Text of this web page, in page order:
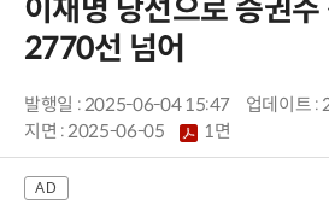
이재명 당선으로 증권
2770선 넘어
발행일 : 2025-06-04 15:47
업데이트
지면 :2025-06-05 1면